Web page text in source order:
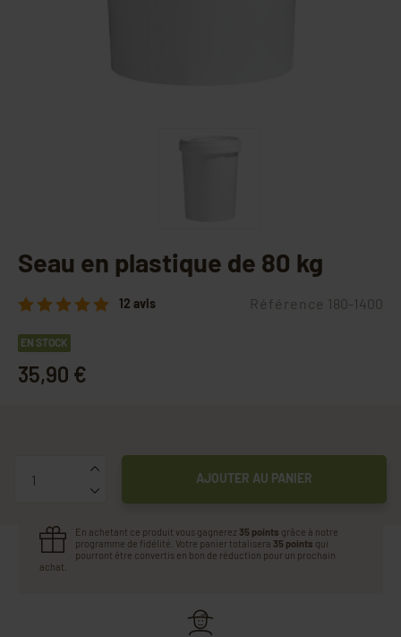
Seau en plastique de 80 kg
12 avis Référence 180-1400
EN STOCK
35,90 €
AJOUTER AU PANIER
En achetant ce produit vous gagnerez 35 points grâce à notre
programme de fidélité. Votre panier totalisera 35 points qui
pourront être convertis en bon de réduction pour un prochain
achat.